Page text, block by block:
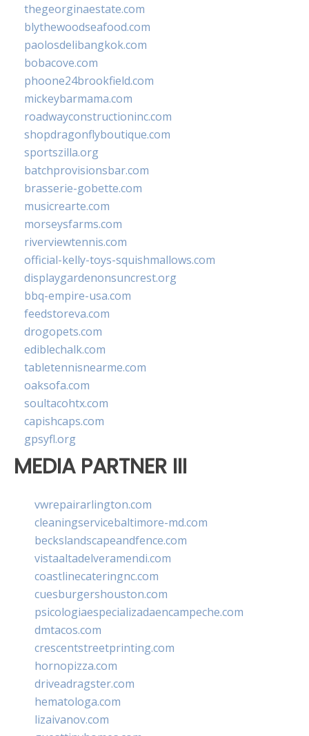
thegeorginaestate.com
blythewoodseafood.com
paolosdelibangkok.com
bobacove.com
phoone24brookfield.com
mickeybarmama.com
roadwayconstructioninc.com
shopdragonflyboutique.com
sportszilla.org
batchprovisionsbar.com
brasserie-gobette.com
musicrearte.com
morseysfarms.com
riverviewtennis.com
official-kelly-toys-squishmallows.com
displaygardenonsuncrest.org
bbq-empire-usa.com
feedstoreva.com
drogopets.com
ediblechalk.com
tabletennisnearme.com
oaksofa.com
soultacohtx.com
capishcaps.com
gpsyfl.org
MEDIA PARTNER III
vwrepairarlington.com
cleaningservicebaltimore-md.com
beckslandscapeandfence.com
vistaaltadelveramendi.com
coastlinecateringnc.com
cuesburgershouston.com
psicologiaespecializadaencampeche.com
dmtacos.com
crescentstreetprinting.com
hornopizza.com
driveadragster.com
hematologa.com
lizaivanov.com